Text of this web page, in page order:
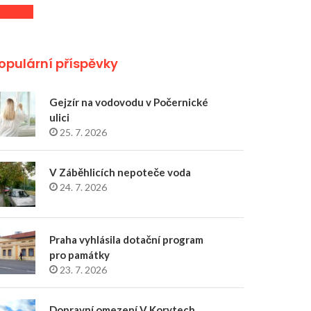
příspěvky
Gejzír na vodovodu v Počernické
ulici
25. 7. 2026
V Záběhlicích nepoteče voda
24. 7. 2026
Praha vyhlásila dotační program
pro památky
23. 7. 2026